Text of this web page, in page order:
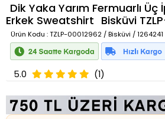
Dik Yaka Yarım Fermuarlı
Erkek Sweatshirt Bisküvi
Ürün Kodu : TZLP-00012962 / Bisküvi / 1264241
5.0 (1)